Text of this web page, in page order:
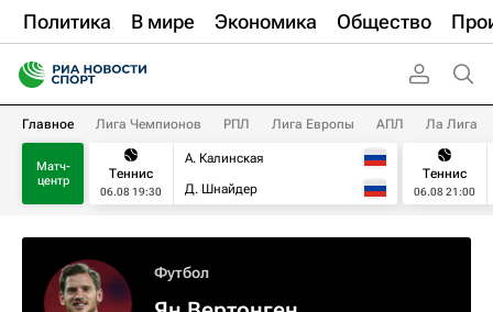
Политика В мире Экономика Общество
Главное Лига Чемпионов РПЛ Лига Европы АПЛ Ла Лига
Матч-
центр
Теннис
06.08 19:30
А. Калинская
Д. Шнайдер
Теннис
06.08 21:00
Футбол